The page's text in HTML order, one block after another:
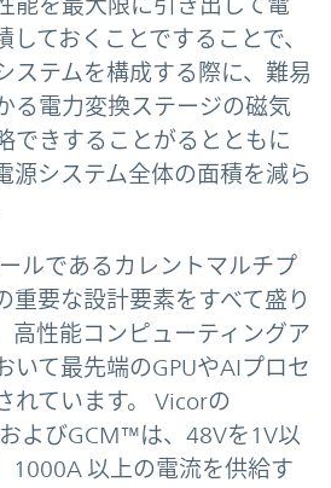
ておくことですることで、
ステムを構成する際に、難易
る電力変換ステージの磁気
できすることがるとともに
源システム全体の面積を減ら
ルであるカレントマルチプ
重要な設計要素をすべて盛り
高性能コンピューティングア
いて最先端のGPUやAIプロセ
れています。 Vicorの
よびGCM™は、48Vを1V以
1000A 以上の電流を供給す